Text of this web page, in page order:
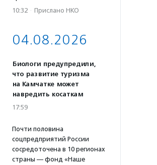
10:32 · Прислано НКО
04.08.2026
Биологи предупредили,
что развитие туризма
на Камчатке может
навредить косаткам
17:59
Почти половина
соцпредприятий России
сосредоточена в 10 регионах
страны — фонд «Наше